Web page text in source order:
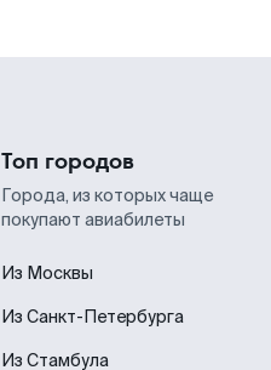
Топ городов
Города, из которых чаще
покупают авиабилеты
Из Москвы
Из Санкт-Петербурга
Из Стамбула